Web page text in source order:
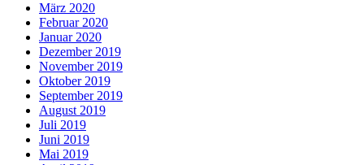
März 2020
Februar 2020
Januar 2020
Dezember 2019
November 2019
Oktober 2019
September 2019
August 2019
Juli 2019
Juni 2019
Mai 2019